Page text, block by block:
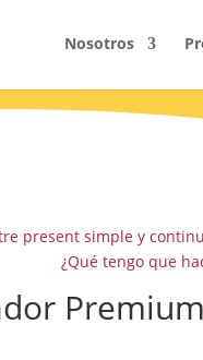
Nosotros
present simple y
¿Qué tengo que